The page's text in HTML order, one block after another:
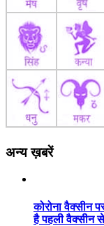
अन्य ख़बरें
कोरोना वैक्सीन
है पहली वैक्सीन